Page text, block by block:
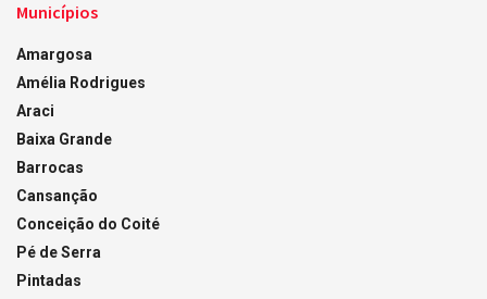
Municípios
Amargosa
Amélia Rodrigues
Araci
Baixa Grande
Barrocas
Cansanção
Conceição do Coité
Pé de Serra
Pintadas